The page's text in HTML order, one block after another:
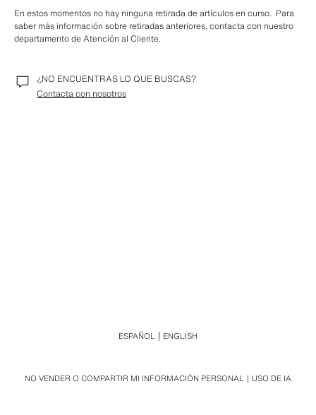
En estos momentos no hay ninguna retirada de artículos en curso.  Para
saber más información sobre retiradas anteriores, contacta con nuestro
departamento de Atención al Cliente.
¿NO ENCUENTRAS LO QUE BUSCAS?
Contacta con nosotros
NO VENDER O COMPARTIR MI INFORMACIÓN PERSONAL USO DE IA
ESPAÑOL ENGLISH